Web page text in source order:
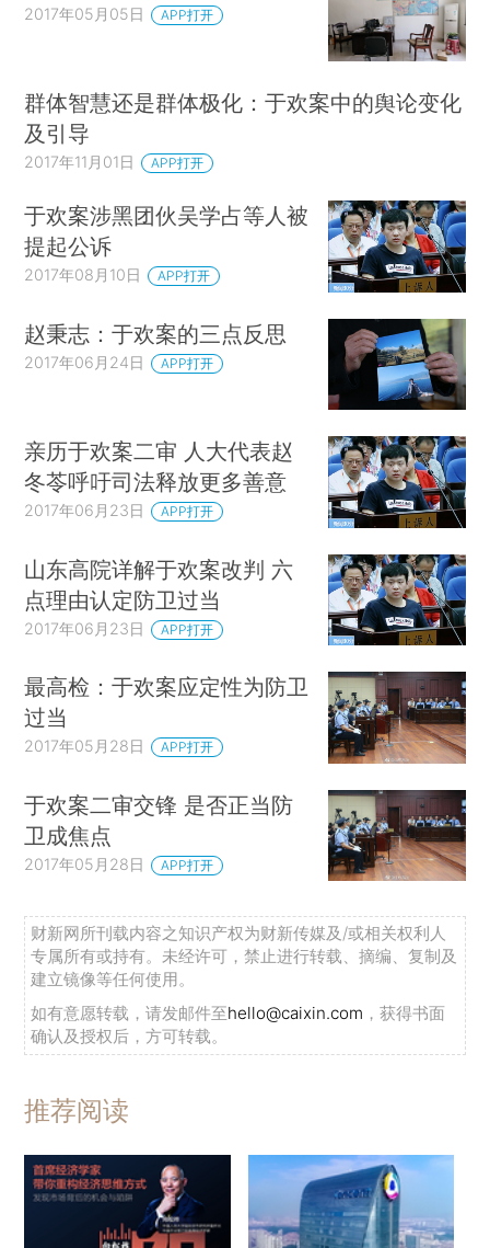
2017年05月05日 APP打开
群体智慧还是群体极化：于欢案中的舆论变化
及引导
2017年11月01日 APP打开
于欢案涉黑团伙吴学占等人被
提起公诉
2017年08月10日 APP打开
赵秉志：于欢案的三点反思
2017年06月24日 APP打开
亲历于欢案二审 人大代表赵
冬苓呼吁司法释放更多善意
2017年06月23日 APP打开
山东高院详解于欢案改判 六
点理由认定防卫过当
2017年06月23日 APP打开
最高检：于欢案应定性为防卫
过当
2017年05月28日 APP打开
于欢案二审交锋 是否正当防
卫成焦点
2017年05月28日 APP打开
财新网所刊载内容之知识产权为财新传媒及/或相关权利人
专属所有或持有。未经许可，禁止进行转载、摘编、复制及
建立镜像等任何使用。
如有意愿转载，请发邮件至hello@caixin.com ，获得书面
确认及授权后，方可转载。
推荐阅读